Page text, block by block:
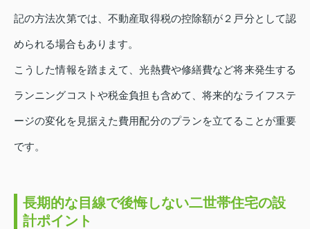
記の方法次第では、不動産取得税の控除額が２戸分として認
められる場合もあります。
こうした情報を踏まえて、光熱費や修繕費など将来発生する
ランニングコストや税金負担も含めて、将来的なライフステ
ージの変化を見据えた費用配分のプランを立てることが重要
です。
長期的な目線で後悔しない二世帯住宅の設
計ポイント